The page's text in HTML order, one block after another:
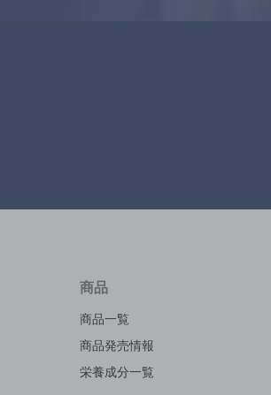
商品
商品一覧
商品発売情報
栄養成分一覧